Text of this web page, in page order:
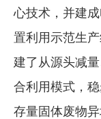
心技术，并建
置利用示范生
建了从源头减
合利用模式，
存量固体废物